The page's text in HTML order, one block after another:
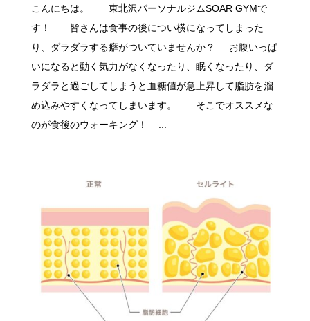
こんにちは。 東北沢パーソナルジムSOAR GYMで
す！ 皆さんは食事の後につい横になってしまった
り、ダラダラする癖がついていませんか？ お腹いっぱ
いになると動く気力がなくなったり、眠くなったり、ダ
ラダラと過ごしてしまうと血糖値が急上昇して脂肪を溜
め込みやすくなってしまいます。 そこでオススメな
のが食後のウォーキング！ ...